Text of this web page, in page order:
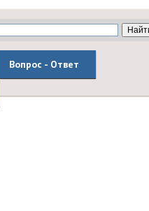
Вопрос - Ответ